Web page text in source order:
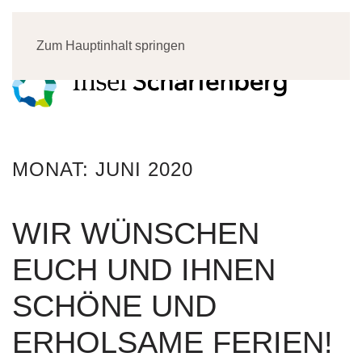
Zum Hauptinhalt springen
MONAT: JUNI 2020
WIR WÜNSCHEN
EUCH UND IHNEN
SCHÖNE UND
ERHOLSAME FERIEN!